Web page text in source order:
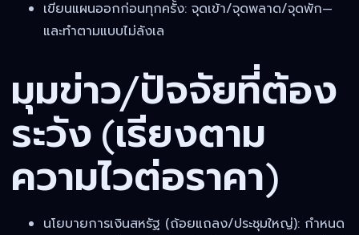
เขียนแผนออกก่อนทุกครั้ง: จุดเข้า/จุดพลาด/จุดพัก—
และทำตามแบบไม่ลังเล
มุมข่าว/ปัจจัยที่ต้อง
ระวัง (เรียงตาม
ความไวต่อราคา)
นโยบายการเงินสหรัฐ (ถ้อยแถลง/ประชุมใหญ่): กำหนด